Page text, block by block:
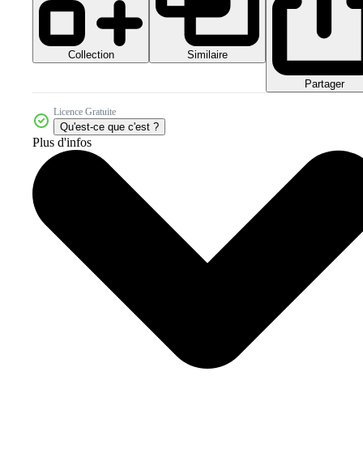
Collection Similaire
Partager
Licence Gratuite
Qu'est-ce que c'est ?
Plus d'infos